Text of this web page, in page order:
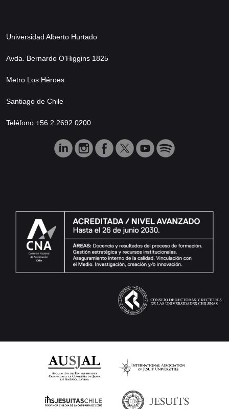
Universidad Alberto Hurtado
Avda. Bernardo O’Higgins 1825
Metro Los Héroes
Santiago de Chile
Teléfono +56 2 2692 0200